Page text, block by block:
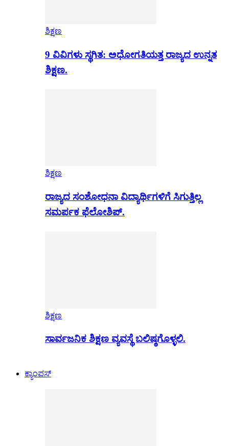
ಶಿಕ್ಷಣ
9 ವಿವಿಗಳು ಸ್ಥಗಿತ: ಅಧೋಗತಿಯತ್ತ ರಾಜ್ಯದ ಉನ್ನತ
ಶಿಕ್ಷಣ.
ಶಿಕ್ಷಣ
ರಾಜ್ಯದ ಸಂಶೋಧನಾ ವಿದ್ಯಾರ್ಥಿಗಳಿಗೆ ಸಿಗುತ್ತಿಲ್ಲ
ಸಮರ್ಪಕ ಫೆಲೋಶಿಪ್.
ಶಿಕ್ಷಣ
ಸಾರ್ವಜನಿಕ ಶಿಕ್ಷಣ ವ್ಯವಸ್ಥೆ ಬಲಿಷ್ಠಗೊಳ್ಳಲಿ.
ಕ್ಯಾಂಪಸ್